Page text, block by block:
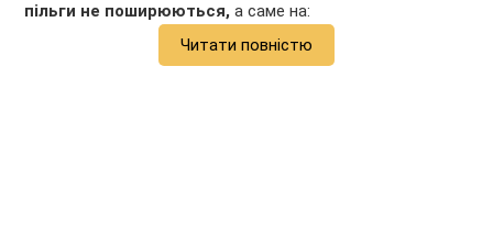
пільги не поширюються,а саме на:
Читати повністю